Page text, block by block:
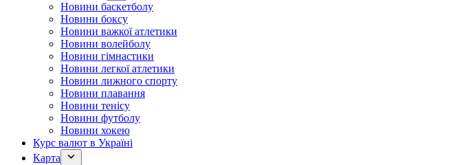
Новини баскетболу
Новини боксу
Новини важкої атлетики
Новини волейболу
Новини гімнастики
Новини легкої атлетики
Новини лижного спорту
Новини плавання
Новини тенісу
Новини футболу
Новини хокею
Курс валют в Україні
Карта